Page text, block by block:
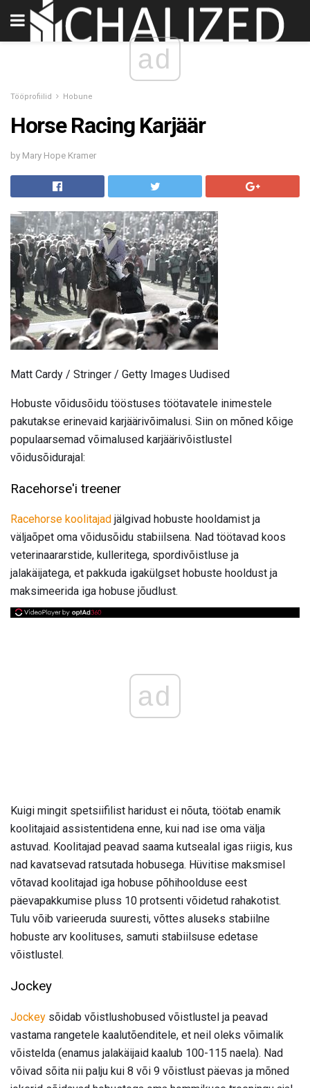
ad
Tööprofiilid Hobune
Horse Racing Karjäär
by Mary Hope Kramer
Matt Cardy / Stringer / Getty Images Uudised
Hobuste võidusõidu tööstuses töötavatele inimestele
pakutakse erinevaid karjäärivõimalusi. Siin on mõned kõige
populaarsemad võimalused karjäärivõistlustel
võidusõidurajal:
Racehorse'i treener
Racehorse koolitajad jälgivad hobuste hooldamist ja
väljaõpet oma võidusõidu stabiilsena. Nad töötavad koos
veterinaararstide, kulleritega, spordivõistluse ja
jalakäijatega, et pakkuda igakülgset hobuste hooldust ja
maksimeerida iga hobuse jõudlust.
ad
Kuigi mingit spetsiifilist haridust ei nõuta, töötab enamik
koolitajaid assistentidena enne, kui nad ise oma välja
astuvad. Koolitajad peavad saama kutsealal igas riigis, kus
nad kavatsevad ratsutada hobusega. Hüvitise maksmisel
võtavad koolitajad iga hobuse põhihoolduse eest
päevapakkumise pluss 10 protsenti võidetud rahakotist.
Tulu võib varieeruda suuresti, võttes aluseks stabiilne
hobuste arv koolituses, samuti stabiilsuse edetase
võistlustel.
Jockey
Jockey sõidab võistlushobused võistlustel ja peavad
vastama rangetele kaalutõenditele, et neil oleks võimalik
võistelda (enamus jalakäijaid kaalub 100-115 naela). Nad
võivad sõita nii palju kui 8 või 9 võistlust päevas ja mõned